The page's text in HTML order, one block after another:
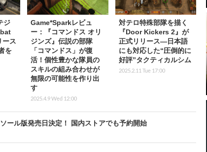
ジ
ース
を
Game*Sparkレビュ
ー：『コマンドス オリ
ジンズ』伝説の部隊
「コマンドス」が復
活！個性豊かな隊員の
スキルの組み合わせが
無限の可能性を作り出
す
2025.4.9 Wed 12:00
対テロ特殊部隊を描く
『Door Kickers 2』が
正式リリース―日本語
にも対応した“圧倒的に
好評”タクティカルシム
2025.2.11 Tue 17:00
ール版発売日決定！ 国内ストアでも予約開始